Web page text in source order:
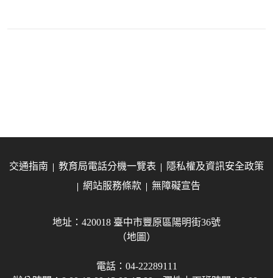
交通指南 教育局電話分機一覽表
隱私權及資訊安全政策
網站服務條款
無障礙宣告
地址：420018 臺中市豐原區陽明街36號
（地圖）
電話：04-22289111